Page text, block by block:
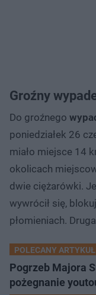
Groźny
Do groźnego
poniedziałek 26
miało miejsce 14
okolicach
dwie ciężarówki.
wywrócił się,
płomieniach.
POLECANY
Pogrzeb Majora
pożegnanie